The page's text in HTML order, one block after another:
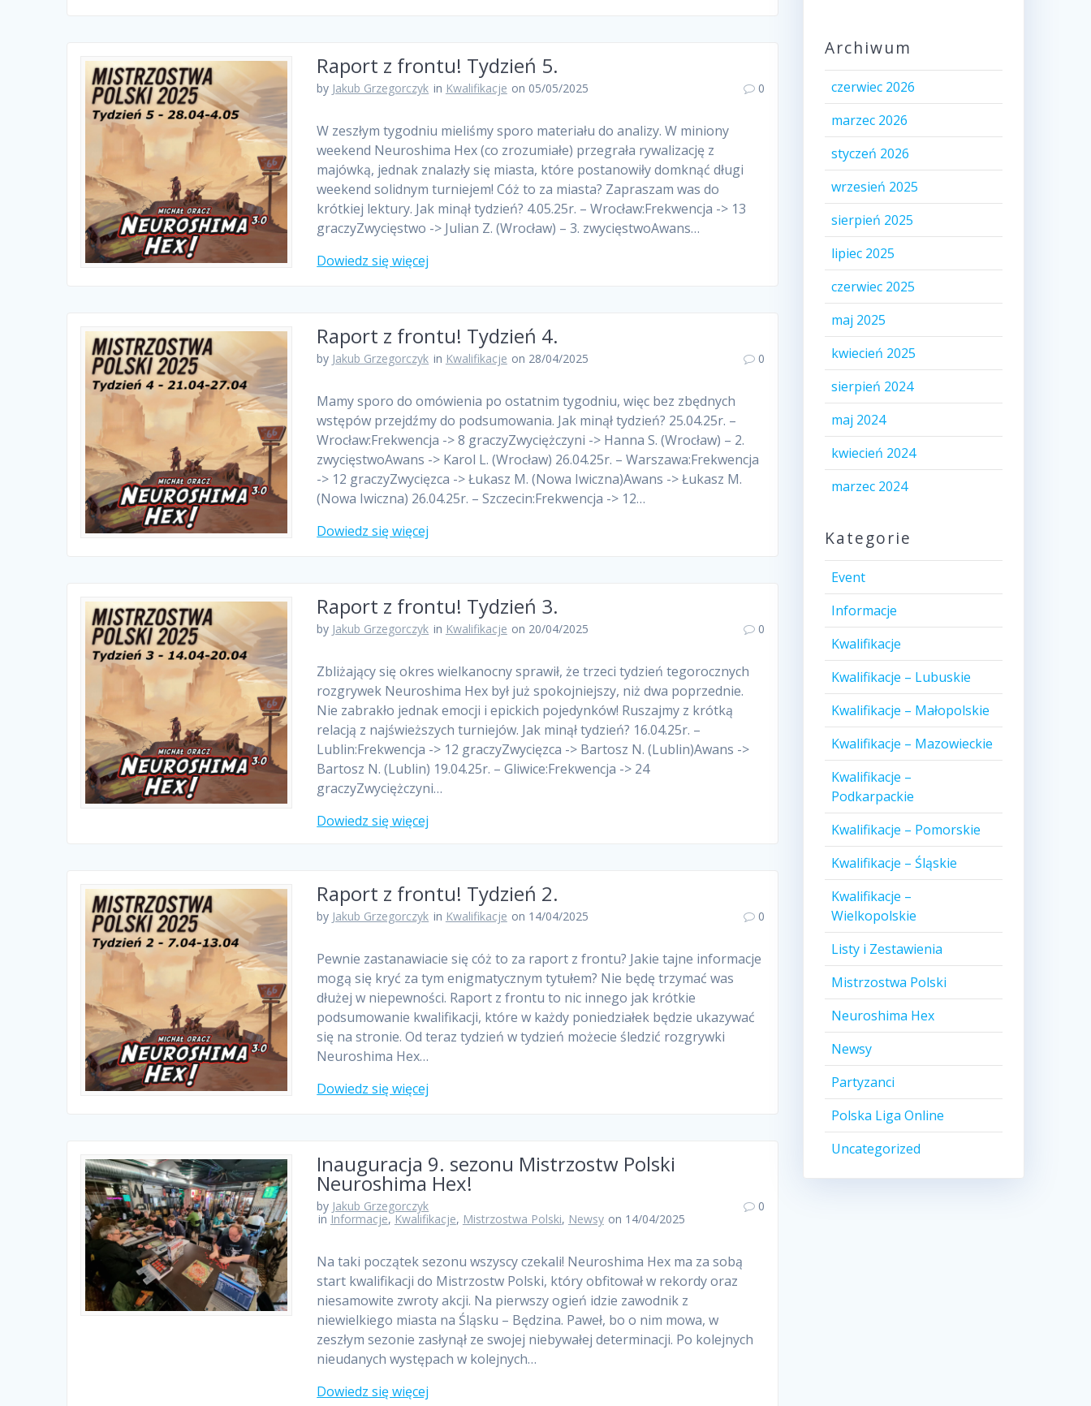
Raport z frontu! Tydzień 5.
by Jakub Grzegorczyk in Kwalifikacje on 05/05/2025 0
W zeszłym tygodniu mieliśmy sporo materiału do analizy. W miniony
weekend Neuroshima Hex (co zrozumiałe) przegrała rywalizację z
majówką, jednak znalazły się miasta, które postanowiły domknąć długi
weekend solidnym turniejem! Cóż to za miasta? Zapraszam was do
krótkiej lektury. Jak minął tydzień? 4.05.25r. – Wrocław:Frekwencja -> 13
graczyZwycięstwo -> Julian Z. (Wrocław) – 3. zwycięstwoAwans…
Dowiedz się więcej
Raport z frontu! Tydzień 4.
by Jakub Grzegorczyk in Kwalifikacje on 28/04/2025 0
Mamy sporo do omówienia po ostatnim tygodniu, więc bez zbędnych
wstępów przejdźmy do podsumowania. Jak minął tydzień? 25.04.25r. –
Wrocław:Frekwencja -> 8 graczyZwyciężczyni -> Hanna S. (Wrocław) – 2.
zwycięstwoAwans -> Karol L. (Wrocław) 26.04.25r. – Warszawa:Frekwencja
-> 12 graczyZwycięzca -> Łukasz M. (Nowa Iwiczna)Awans -> Łukasz M.
(Nowa Iwiczna) 26.04.25r. – Szczecin:Frekwencja -> 12…
Dowiedz się więcej
Raport z frontu! Tydzień 3.
by Jakub Grzegorczyk in Kwalifikacje on 20/04/2025 0
Zbliżający się okres wielkanocny sprawił, że trzeci tydzień tegorocznych
rozgrywek Neuroshima Hex był już spokojniejszy, niż dwa poprzednie.
Nie zabrakło jednak emocji i epickich pojedynków! Ruszajmy z krótką
relacją z najświeższych turniejów. Jak minął tydzień? 16.04.25r. –
Lublin:Frekwencja -> 12 graczyZwycięzca -> Bartosz N. (Lublin)Awans ->
Bartosz N. (Lublin) 19.04.25r. – Gliwice:Frekwencja -> 24
graczyZwyciężczyni…
Dowiedz się więcej
Raport z frontu! Tydzień 2.
by Jakub Grzegorczyk in Kwalifikacje on 14/04/2025 0
Pewnie zastanawiacie się cóż to za raport z frontu? Jakie tajne informacje
mogą się kryć za tym enigmatycznym tytułem? Nie będę trzymać was
dłużej w niepewności. Raport z frontu to nic innego jak krótkie
podsumowanie kwalifikacji, które w każdy poniedziałek będzie ukazywać
się na stronie. Od teraz tydzień w tydzień możecie śledzić rozgrywki
Neuroshima Hex…
Dowiedz się więcej
Inauguracja 9. sezonu Mistrzostw Polski
Neuroshima Hex!
by Jakub Grzegorczyk
in Informacje,Kwalifikacje, Mistrzostwa Polski, Newsy on 14/04/2025
0
Na taki początek sezonu wszyscy czekali! Neuroshima Hex ma za sobą
start kwalifikacji do Mistrzostw Polski, który obfitował w rekordy oraz
niesamowite zwroty akcji. Na pierwszy ogień idzie zawodnik z
niewielkiego miasta na Śląsku – Będzina. Paweł, bo o nim mowa, w
zeszłym sezonie zasłynął ze swojej niebywałej determinacji. Po kolejnych
nieudanych występach w kolejnych…
Dowiedz się więcej
Archiwum
czerwiec 2026
marzec 2026
styczeń 2026
wrzesień 2025
sierpień 2025
lipiec 2025
czerwiec 2025
maj 2025
kwiecień 2025
sierpień 2024
maj 2024
kwiecień 2024
marzec 2024
Kategorie
Event
Informacje
Kwalifikacje
Kwalifikacje – Lubuskie
Kwalifikacje – Małopolskie
Kwalifikacje – Mazowieckie
Kwalifikacje –
Podkarpackie
Kwalifikacje – Pomorskie
Kwalifikacje – Śląskie
Kwalifikacje –
Wielkopolskie
Listy i Zestawienia
Mistrzostwa Polski
Neuroshima Hex
Newsy
Partyzanci
Polska Liga Online
Uncategorized